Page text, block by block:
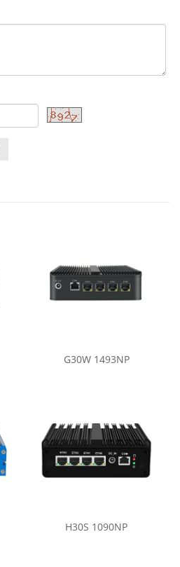
G30W 1493NP
H30S 1090NP